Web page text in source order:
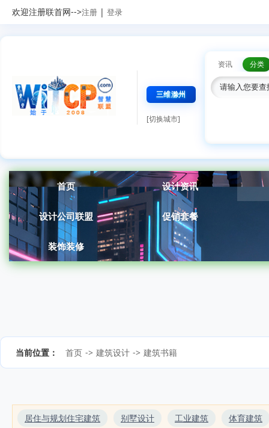
欢迎注册联首网-->注册 | 登录
三维滁州
[切换城市]
资讯 分类
首页 设计资讯
设计公司联盟 促销套餐
装饰装修
当前位置： 首页 -> 建筑设计 -> 建筑书籍
居住与规划住宅建筑 别墅设计 工业建筑
体育建筑